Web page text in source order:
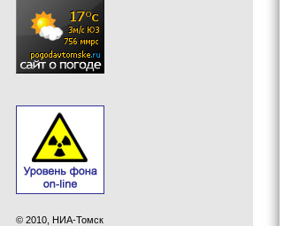
© 2010, НИА-Томск